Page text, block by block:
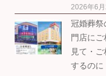
2026年6月
冠婚葬祭
門店にご
見て・
するのに